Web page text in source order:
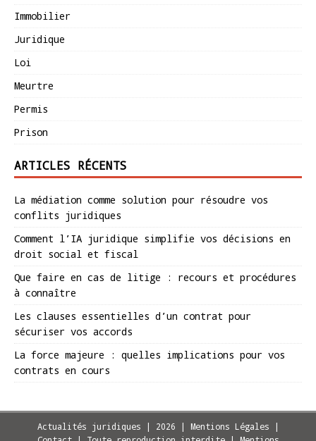
Immobilier
Juridique
Loi
Meurtre
Permis
Prison
ARTICLES RÉCENTS
La médiation comme solution pour résoudre vos
conflits juridiques
Comment l’IA juridique simplifie vos décisions en
droit social et fiscal
Que faire en cas de litige : recours et procédures
à connaître
Les clauses essentielles d’un contrat pour
sécuriser vos accords
La force majeure : quelles implications pour vos
contrats en cours
Actualités juridiques | 2026 | Mentions Légales |